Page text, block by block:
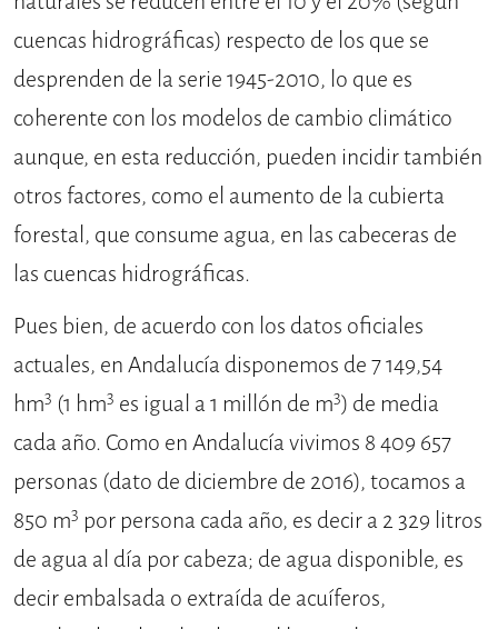
cuencas hidrográficas) respecto de los que se
desprenden de la serie 1945-2010, lo que es
coherente con los modelos de cambio climático
aunque, en esta reducción, pueden incidir también
otros factores, como el aumento de la cubierta
forestal, que consume agua, en las cabeceras de
las cuencas hidrográficas.
Pues bien, de acuerdo con los datos oficiales
actuales, en Andalucía disponemos de 7 149,54
hm3 (1 hm3 es igual a 1 millón de m3) de media
cada año. Como en Andalucía vivimos 8 409 657
personas (dato de diciembre de 2016), tocamos a
850 m3 por persona cada año, es decir a 2 329 litros
de agua al día por cabeza; de agua disponible, es
decir embalsada o extraída de acuíferos,